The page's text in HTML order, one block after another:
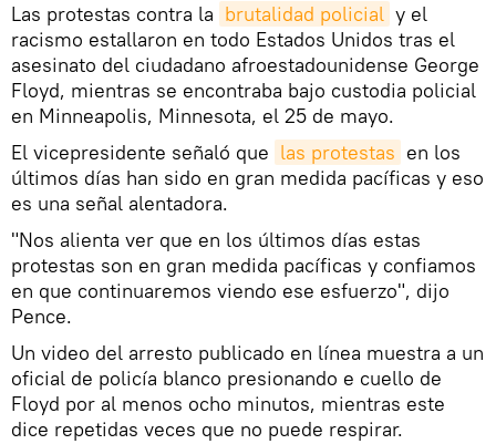
Las protestas contra la brutalidad policial y el
racismo estallaron en todo Estados Unidos tras el
asesinato del ciudadano afroestadounidense George
Floyd, mientras se encontraba bajo custodia policial
en Minneapolis, Minnesota, el 25 de mayo.
El vicepresidente señaló que las protestas en los
últimos días han sido en gran medida pacíficas y eso
es una señal alentadora.
"Nos alienta ver que en los últimos días estas
protestas son en gran medida pacíficas y confiamos
en que continuaremos viendo ese esfuerzo", dijo
Pence.
Un video del arresto publicado en línea muestra a un
oficial de policía blanco presionando e cuello de
Floyd por al menos ocho minutos, mientras este
dice repetidas veces que no puede respirar.